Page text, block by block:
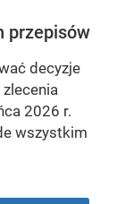
przepisów
decyzje
2026 r.
wszystkim